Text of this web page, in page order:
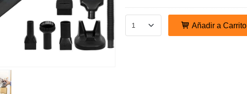
Añadir a Carrito